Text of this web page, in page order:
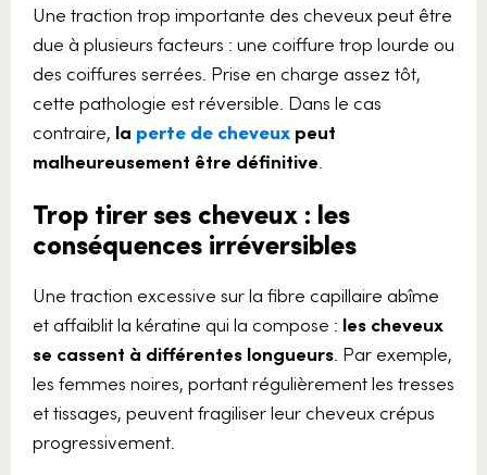
Une traction trop importante des cheveux peut être
due à plusieurs facteurs : une coiffure trop lourde ou
des coiffures serrées. Prise en charge assez tôt,
cette pathologie est réversible. Dans le cas
contraire, la perte de cheveux peut
malheureusement être définitive.
Trop tirer ses cheveux : les
conséquences irréversibles
Une traction excessive sur la fibre capillaire abîme
et affaiblit la kératine qui la compose : les cheveux
se cassent à différentes longueurs. Par exemple,
les femmes noires, portant régulièrement les tresses
et tissages, peuvent fragiliser leur cheveux crépus
progressivement.